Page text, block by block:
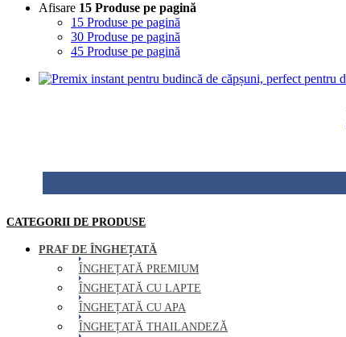
Afisare 15 Produse pe pagină
15 Produse pe pagină
30 Produse pe pagină
45 Produse pe pagină
CATEGORII DE PRODUSE
PRAF DE ÎNGHEȚATĂ
ÎNGHEȚATĂ PREMIUM
ÎNGHEȚATĂ CU LAPTE
ÎNGHEȚATĂ CU APA
ÎNGHEȚATĂ THAILANDEZĂ